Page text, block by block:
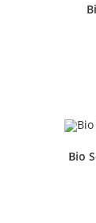
Bio